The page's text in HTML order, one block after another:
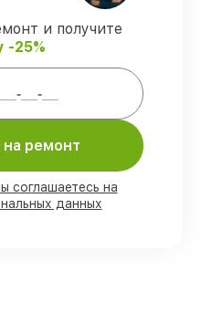
комплектующие
гарантией.
в присутствии
Infratech готовы к
остальные доступны
и получите
-25%
на ремонт
соглашаетесь на
данных